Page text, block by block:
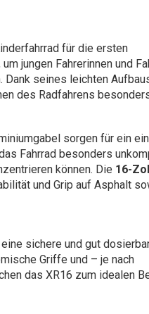
für die ersten
jungen Fahrerinnen und
Dank seines leichten
des Radfahrens
sorgen für ein
Fahrrad besonders
können. Die 16-
und Grip auf Asphalt
sichere und gut
Griffe und – je nach
das XR16 zum idealen